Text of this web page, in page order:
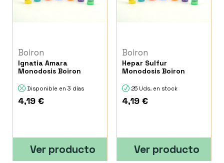
Boiron
Ignatia Amara
Monodosis Boiron
Disponible en 3 días
4,19 €
Ver producto
Boiron
Hepar Sulfur
Monodosis Boiron
25 Uds. en stock
4,19 €
Ver producto